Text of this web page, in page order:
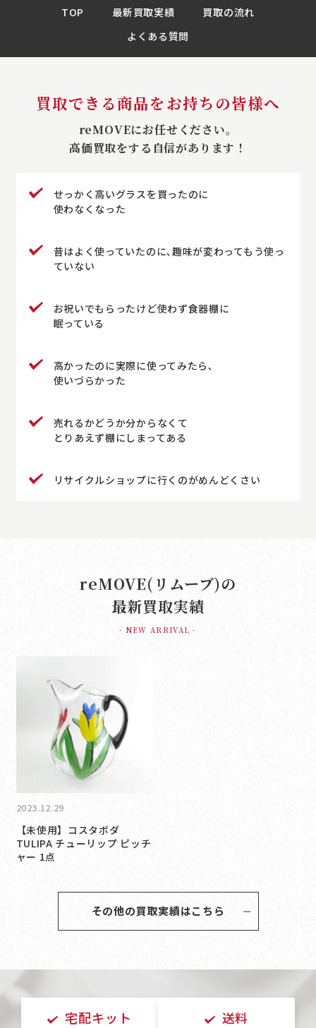
TOP 最新買取実績
買取の流れ
よくある質問
買取できる商品をお持ちの皆様へ
reMOVEにお任せください。
高価買取をする自信があります！
せっかく高いグラスを買ったのに
使わなくなった
昔はよく使っていたのに､趣味が変わってもう使っ
ていない
お祝いでもらったけど使わず食器棚に
眠っている
高かったのに実際に使ってみたら､
使いづらかった
売れるかどうか分からなくて
とりあえず棚にしまってある
リサイクルショップに行くのがめんどくさい
reMOVE(リムーブ)の
最新買取実績
- NEW ARRIVAL -
2023.12.29
【未使用】コスタボダ
TULIPA チューリップ ピッチ
ャー 1点
その他の買取実績はこちら
宅配キット 送料